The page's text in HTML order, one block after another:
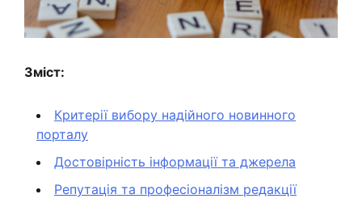
Зміст:
Критерії вибору надійного новинного
порталу
Достовірність інформації та джерела
Репутація та професіоналізм редакції